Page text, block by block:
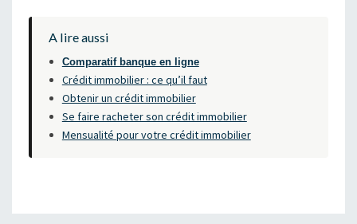
A lire aussi
Comparatif banque en ligne
Crédit immobilier : ce qu’il faut
Obtenir un crédit immobilier
Se faire racheter son crédit immobilier
Mensualité pour votre crédit immobilier